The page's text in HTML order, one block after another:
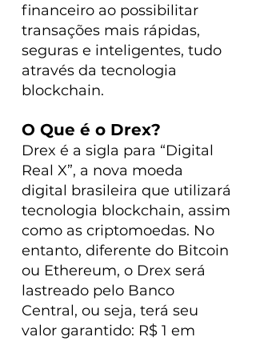
financeiro ao possibilitar
transações mais rápidas,
seguras e inteligentes, tudo
através da tecnologia
blockchain.
O Que é o Drex?
Drex é a sigla para “Digital
Real X”, a nova moeda
digital brasileira que utilizará
tecnologia blockchain, assim
como as criptomoedas. No
entanto, diferente do Bitcoin
ou Ethereum, o Drex será
lastreado pelo Banco
Central, ou seja, terá seu
valor garantido: R$ 1 em